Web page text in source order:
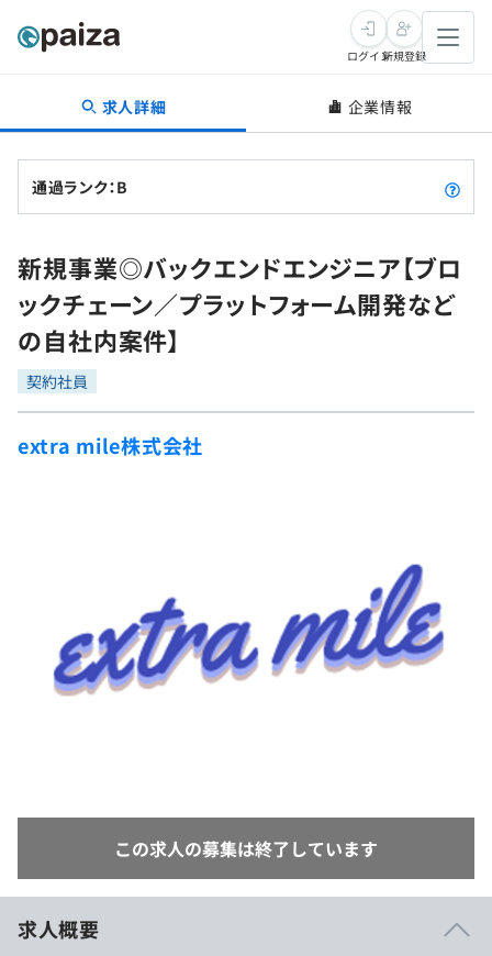
転職・キャリア
転職成功ガイド
転職エージェント
インタビュー
転職成功ガイド
新卒就活
求人検索
本選考
インターン
新卒エージェント
学習
問題集
個人向けプラン
プログラミング言語
ゲーム・マンガ
ログイン新規登録
求人詳細 企業情報
通過ランク：B
新規事業◎バックエンドエンジニア【ブロ
ックチェーン／プラットフォーム開発など
の自社内案件】
契約社員
extra mile株式会社
この求人の募集は終了しています
求人概要